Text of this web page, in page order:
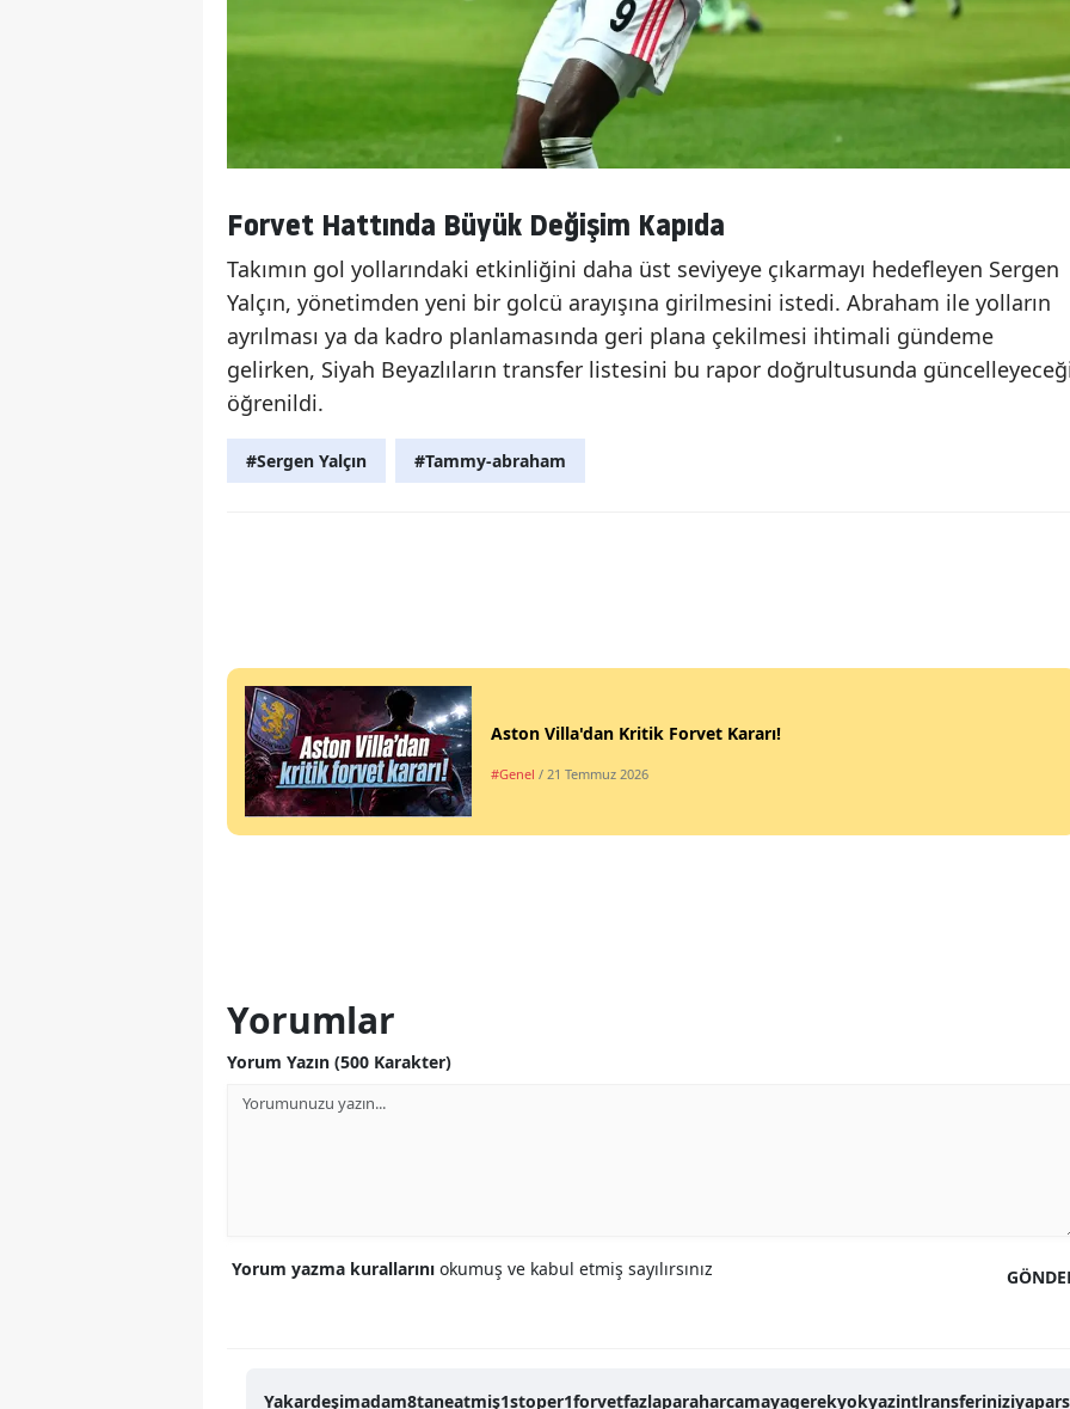
Forvet Hattında Büyük Değişim Kapıda
Takımın gol yollarındaki etkinliğini daha üst seviyeye çıkarmayı hedefleyen Sergen
Yalçın, yönetimden yeni bir golcü arayışına girilmesini istedi. Abraham ile yolların
ayrılması ya da kadro planlamasında geri plana çekilmesi ihtimali gündeme
gelirken, Siyah Beyazlıların transfer listesini bu rapor doğrultusunda
öğrenildi.
#Sergen Yalçın #Tammy-abraham
Aston Villa'dan Kritik Forvet Kararı!
#Genel / 21 Temmuz 2026
Yorumlar
Yorum Yazın (500 Karakter)
Yorum yazma kurallarını okumuş ve kabul etmiş sayılırsınız